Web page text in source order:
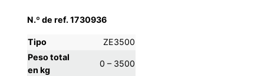
N.º de ref. 1730936
Tipo
ZE3500
Peso total
en kg
0 – 3500